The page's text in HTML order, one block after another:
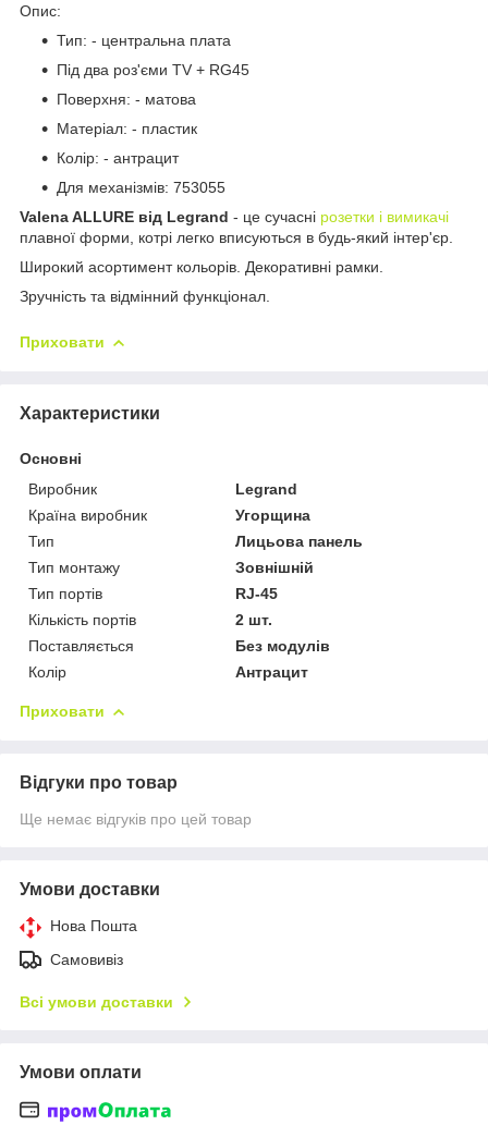
Опис:
Тип: - центральна плата
Під два роз'єми TV + RG45
Поверхня: - матова
Матеріал: - пластик
Колір: - антрацит
Для механізмів: 753055
Valena ALLURE від Legrand - це сучасні розетки і вимикачі
плавної форми, котрі легко вписуються в будь-який інтер'єр.
Широкий асортимент кольорів. Декоративні рамки.
Зручність та відмінний функціонал.
Приховати
Характеристики
Основні
Виробник
Legrand
Країна виробник
Угорщина
Тип
Лицьова панель
Тип монтажу
Зовнішній
Тип портів
RJ-45
Кількість портів
2 шт.
Поставляється
Без модулів
Колір
Антрацит
Приховати
Відгуки про товар
Ще немає відгуків про цей товар
Умови доставки
Нова Пошта
Самовивіз
Всі умови доставки
Умови оплати